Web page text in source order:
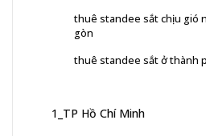
thuê standee sắt chịu gió
gòn
thuê standee sắt ở thành
1_TP Hồ Chí Minh